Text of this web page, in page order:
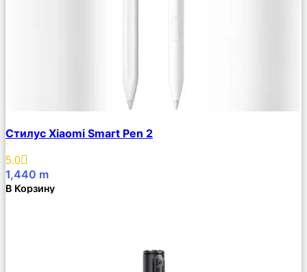
Описание
Избранное
Стилус Xiaomi Smart Pen 2
5.0
1,440 m
В Корзину